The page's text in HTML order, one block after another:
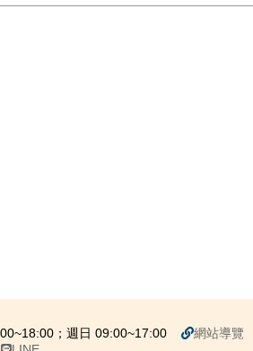
；週日 09:00~17:00
網站導覽